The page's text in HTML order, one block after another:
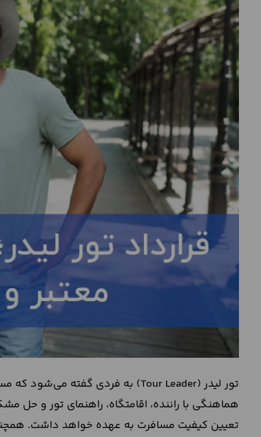
محاسبه
آنلاین
درباره
تماس
تور لیدر (Tour Leader) به فردی گفته می‌شود که مسئولیت سفر مسافران در
هماهنگی با راننده، اقامتگاه، راهنمای تور و حل
تعیین کیفیت مسافرت به عهده خواهد داشت.